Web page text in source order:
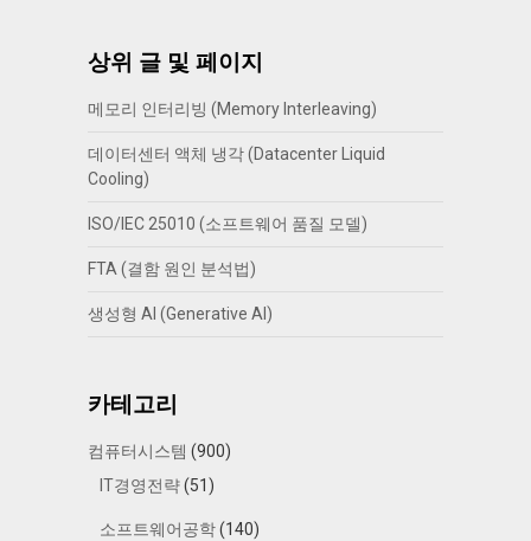
상위 글 및 페이지
메모리 인터리빙 (Memory Interleaving)
데이터센터 액체 냉각 (Datacenter Liquid
Cooling)
ISO/IEC 25010 (소프트웨어 품질 모델)
FTA (결함 원인 분석법)
생성형 AI (Generative AI)
카테고리
컴퓨터시스템 (900)
IT경영전략(51)
소프트웨어공학(140)